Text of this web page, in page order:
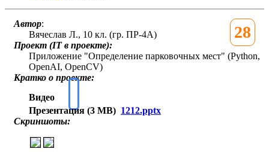
28
Автор:
Вячеслав Л., 10 кл. (гр. ПР-4А)
Проект (IT в проекте):
Приложение "Определение парковочных мест" (Python,
OpenAI, OpenCV)
Кратко о проекте:
Видео
Презентация (3 MB) 1212.pptx
Скриншоты: